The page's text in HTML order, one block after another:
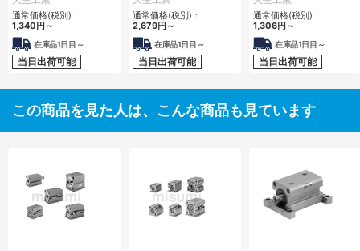
通常価格(税別)：
1,340 円 ～
在庫品1日目～
当日出荷可能
通常価格(税別)：
2,679円 ～
在庫品1日目～
当日出荷可能
通常価格(税別)：
1,306円 ～
在庫品1日目～
当日出荷可能
この商品を見た人は、こんな商品も見ています